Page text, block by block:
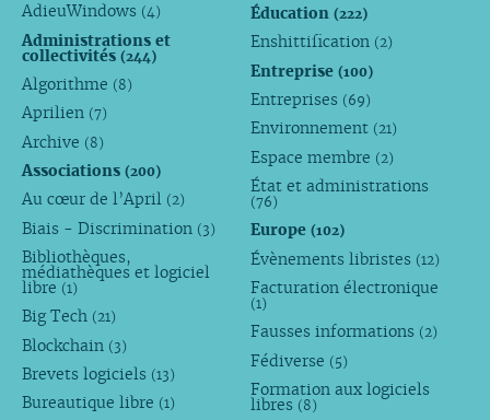
AdieuWindows (4)
Administrations et
collectivités (244)
Algorithme (8)
Aprilien (7)
Archive (8)
Associations (200)
Au cœur de l’April (2)
Biais - Discrimination (3)
Bibliothèques,
médiathèques et logiciel
libre (1)
Big Tech (21)
Blockchain (3)
Brevets logiciels (13)
Bureautique libre (1)
Éducation(222)
Enshittification (2)
Entreprise(100)
Entreprises (69)
Environnement (21)
Espace membre (2)
État et administrations
(76)
Europe(102)
Évènements libristes (12)
Facturation électronique
(1)
Fausses informations (2)
Fédiverse (5)
Formation aux logiciels
libres (8)